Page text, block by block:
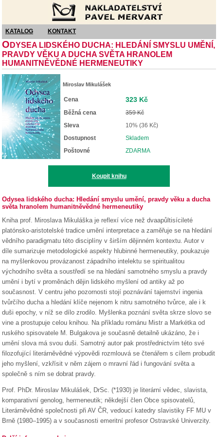
KATALOG KONTAKT
O DYSEA LIDSKÉHO DUCHA: HLEDÁNÍ SMYSLU UMĚNÍ,
PRAVDY VĚKU A DUCHA SVĚTA HRANOLEM
HUMANITNĚVĚDNÉ HERMENEUTIKY
Miroslav Mikulášek
Cena 323 Kč
Běžná cena
359 Kč
Sleva
10% (36 Kč)
Dostupnost
Skladem
Poštovné
ZDARMA
Koupit knihu
Odysea lidského ducha: Hledání smyslu umění, pravdy věku a ducha
světa hranolem humanitněvědné hermeneutiky
Kniha prof. Miroslava Mikuláška je reflexí více než dvaapůltisícileté
platónsko-aristotelské tradice umění interpretace a zaměřuje se na hledání
vědního paradigmatu této disciplíny v širším dějinném kontextu. Autor v
díle sumarizuje metodologické aspekty hlubinné hermeneutiky, poukazuje
na myšlenkovou provázanost západního intelektu se spiritualitou
východního světa a soustředí se na hledání samotného smyslu a pravdy
umění i bytí v proměnách dějin lidského myšlení od antiky až po
současnost. V centru jeho pozornosti stojí poznávání tajemství ingenia
tvůrčího ducha a hledání klíče nejenom k nitru samotného tvůrce, ale i k
duši epochy, v níž se dílo zrodilo. Myšlenka poznání světa skrze slovo se
vine a prostupuje celou knihou. Na příkladu románu Mistr a Markétka od
ruského spisovatele M. Bulgakova je současně detailně ukázáno, že i
umění slova má svou duši. Samotný autor pak prostřednictvím této své
filozofující literárněvědné výpovědi rozmlouvá se čtenářem s cílem probudit
jeho myšlení, vzkřísit v něm zájem o mravní řád i fungování světa a
společně s ním se dobrat pravdy.
Prof. PhDr. Miroslav Mikulášek, DrSc. (*1930) je literární vědec, slavista,
komparativní genolog, hermeneutik; někdejší člen Obce spisovatelů,
Literárněvědné společnosti při AV ČR, vedoucí katedry slavistiky FF MU v
Brně (1980–1995) a v současnosti emeritní profesor Ostravské Univerzity.